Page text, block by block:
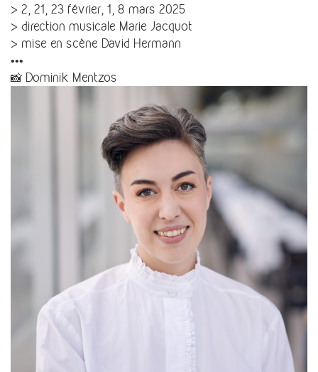
> 2, 21, 23 février, 1, 8 mars 2025
> direction musicale Marie Jacquot
> mise en scène David Hermann
•••
📸 Dominik Mentzos